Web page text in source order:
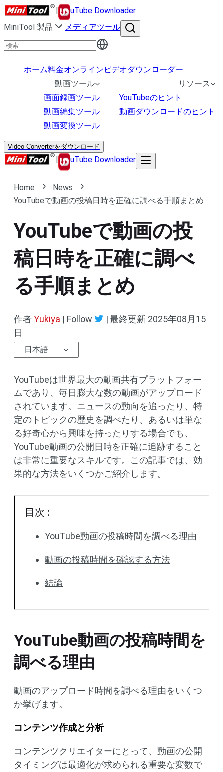
|
uTube Downloader
MiniTool 製品
メディアツール
ホーム料金オンラインビデオダウンローダー
動画ツール
画面録画ツール
動画編集ツール
動画変換ツール
リソース
YouTubeのヒント
動画ダウンロードのヒント
Video Converterをダウンロード
| uTube Downloader
Home
News
YouTubeで動画の投稿日時を正確に調べる手順まとめ
YouTubeで動画の投
稿日時を正確に調べ
る手順まとめ
作者Yukiya | Follow | 最終更新 2025年08月15
日
日本語
YouTubeは世界最大の動画共有プラットフォー
ムであり、毎日膨大な数の動画がアップロード
されています。ニュースの動向を追ったり、特
定のトピックの歴史を調べたり、あるいは単な
る好奇心から興味を持ったりする場合でも、
YouTube動画の公開日時を正確に追跡すること
は非常に重要なスキルです。この記事では、効
果的な方法をいくつかご紹介します。
目次 :
YouTube動画の投稿時間を調べる理由
動画の投稿時間を確認する方法
結論
YouTube動画の投稿時間を
調べる理由
動画のアップロード時間を調べる理由をいくつ
か挙げます。
コンテンツ作成と分析
コンテンツクリエイターにとって、動画の公開
タイミングは最適化が求められる重要な変数で